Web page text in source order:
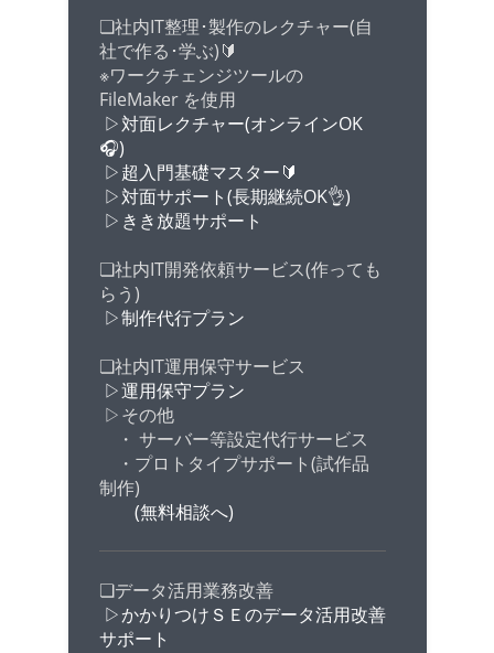
❏社内IT整理･製作のレクチャー(自
社で作る･学ぶ)🔰
※ワークチェンジツールの
FileMaker を使用
▷対面レクチャー(オンラインOK
🎧️)
▷超入門基礎マスター🔰
▷対面サポート(長期継続OK👌)
▷きき放題サポート
❏社内IT開発依頼サービス(作っても
らう)
▷制作代行プラン
❏社内IT運用保守サービス
▷運用保守プラン
▷その他
・ サーバー等設定代行サービス
・プロトタイプサポート(試作品
制作)
(無料相談へ)
❏データ活用業務改善
▷かかりつけＳＥのデータ活用改善
サポート